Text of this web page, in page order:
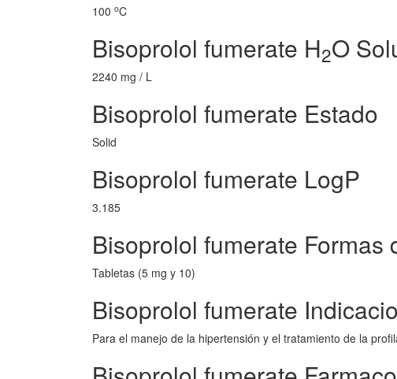
100 oC
Bisoprolol fumerate H2O
2240 mg / L
Bisoprolol fumerate Estado
Solid
Bisoprolol fumerate LogP
3.185
Bisoprolol fumerate Formas
Tabletas (5 mg y 10)
Bisoprolol fumerate
Para el manejo de la hipertensión y el tratamiento de la